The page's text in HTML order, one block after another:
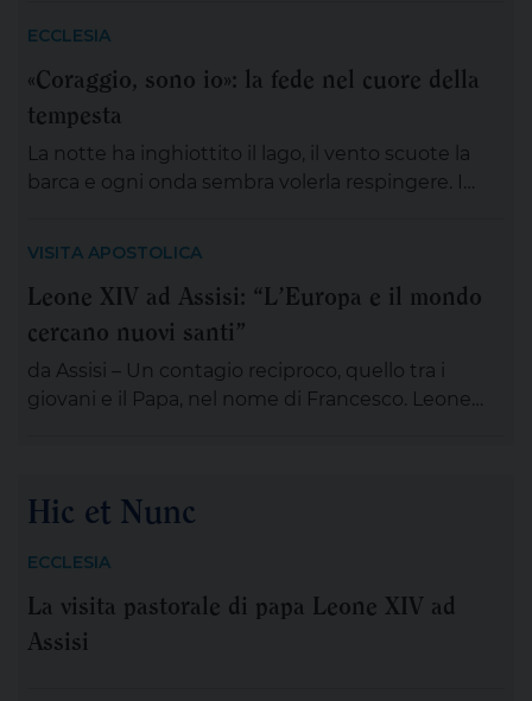
vedrà il coinvolgimento partecipativo dei fedeli
lizzanesi, dei membri delle confraternite e delle
aggregazioni ecclesiali, delle […]
ECCLESIA
«Coraggio, sono io»: la fede nel cuore della
tempesta
La notte ha inghiottito il lago, il vento scuote la
barca e ogni onda sembra volerla respingere. I
prende spazio, le certezze si incrinano e perfino
ciò che potrebbe salvarci appare minaccioso.
VISITA APOSTOLICA
Leone XIV ad Assisi: “L’Europa e il mondo
cercano nuovi santi”
da Assisi – Un contagio reciproco, quello tra i
giovani e il Papa, nel nome di Francesco. Leone
“popolo giovane” proveniente dal nostro
credenti, tra […]
Hic et Nunc
ECCLESIA
La visita pastorale di papa Leone XIV ad
Assisi